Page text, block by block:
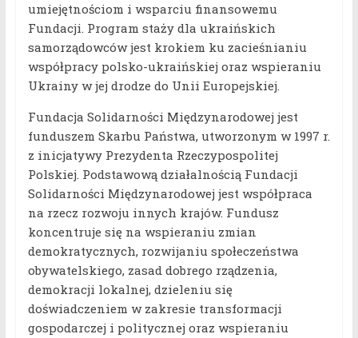
umiejętnościom i wsparciu finansowemu
Fundacji. Program staży dla ukraińskich
samorządowców jest krokiem ku zacieśnianiu
współpracy polsko-ukraińskiej oraz wspieraniu
Ukrainy w jej drodze do Unii Europejskiej.
Fundacja Solidarności Międzynarodowej jest
funduszem Skarbu Państwa, utworzonym w 1997 r.
z inicjatywy Prezydenta Rzeczypospolitej
Polskiej. Podstawową działalnością Fundacji
Solidarności Międzynarodowej jest współpraca
na rzecz rozwoju innych krajów. Fundusz
koncentruje się na wspieraniu zmian
demokratycznych, rozwijaniu społeczeństwa
obywatelskiego, zasad dobrego rządzenia,
demokracji lokalnej, dzieleniu się
doświadczeniem w zakresie transformacji
gospodarczej i politycznej oraz wspieraniu